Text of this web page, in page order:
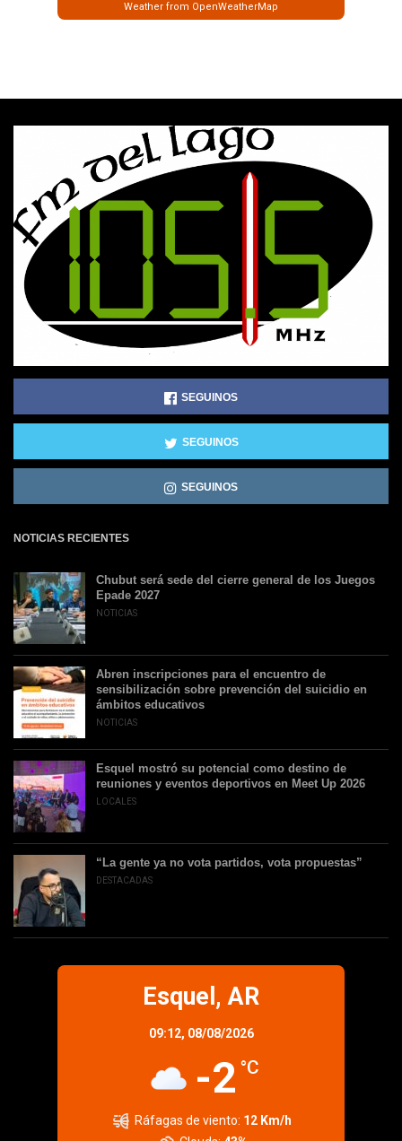
Weather from OpenWeatherMap
SEGUINOS
SEGUINOS
SEGUINOS
NOTICIAS RECIENTES
Chubut será sede del cierre general de los Juegos
Epade 2027
NOTICIAS
Abren inscripciones para el encuentro de
sensibilización sobre prevención del suicidio en
ámbitos educativos
NOTICIAS
Esquel mostró su potencial como destino de
reuniones y eventos deportivos en Meet Up 2026
LOCALES
“La gente ya no vota partidos, vota propuestas”
DESTACADAS
Esquel, AR
09:12, 08/08/2026
-2 °C
Ráfagas de viento: 12 Km/h